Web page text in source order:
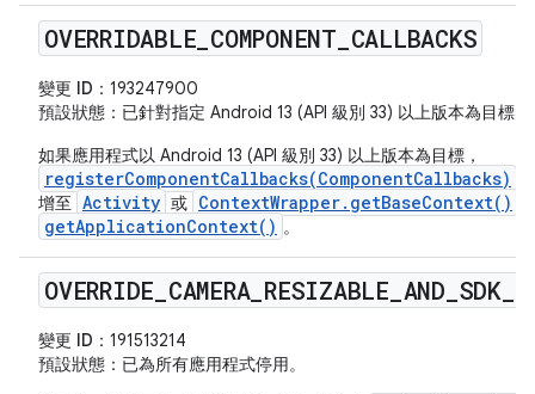
OVERRIDABLE COMPONENT CALLBACKS
變更 ID： 193247900
預設狀態 ：已針對指定 Android 13 (API 級別 33) 以上版本為目標
如果應用程式以 Android 13 (API 級別 33) 以上版本為目標，
registerComponentCallbacks(ComponentCallbacks)
增至 Activity 或 ContextWrapper.getBaseContext()
getApplicationContext() 。
OVERRIDE CAMERA_ RESIZABLE AND SDK
變更 ID： 191513214
預設狀態 ：已為所有應用程式停用。